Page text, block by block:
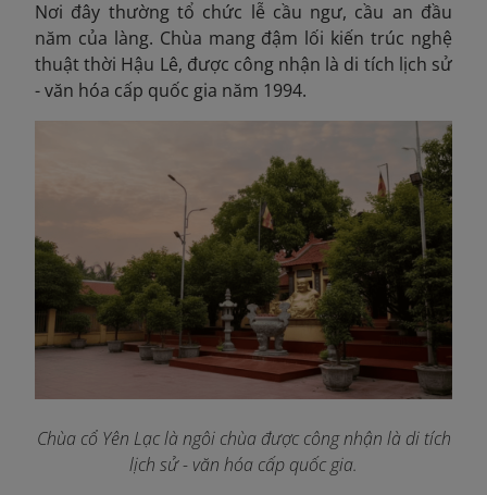
Nơi đây thường tổ chức lễ cầu ngư, cầu an đầu
năm của làng. Chùa mang đậm lối kiến trúc nghệ
thuật thời Hậu Lê, được công nhận là di tích lịch sử
- văn hóa cấp quốc gia năm 1994.
Chùa cổ Yên Lạc là ngôi chùa được công nhận là di tích
lịch sử - văn hóa cấp quốc gia.